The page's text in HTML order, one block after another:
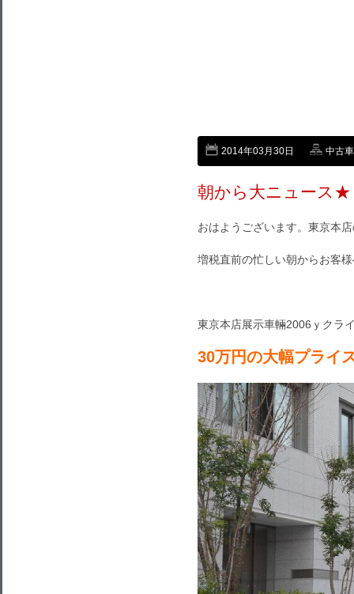
2014年03月30日 中古
朝から大ニュース★
おはようございます。東京本
増税直前の忙しい朝からお客
東京本店展示車輛2006ｙクラ
30万円の大幅プライ